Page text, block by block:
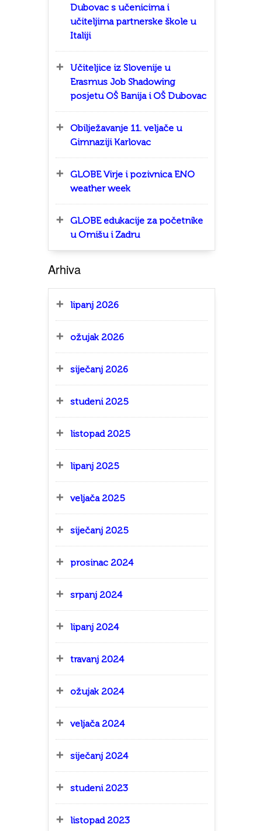
Dubovac s učenicima i
učiteljima partnerske škole u
Italiji
Učiteljice iz Slovenije u
Erasmus Job Shadowing
posjetu OŠ Banija i OŠ Dubovac
Obilježavanje 11. veljače u
Gimnaziji Karlovac
GLOBE Virje i pozivnica ENO
weather week
GLOBE edukacije za početnike
u Omišu i Zadru
Arhiva
lipanj 2026
ožujak 2026
siječanj 2026
studeni 2025
listopad 2025
lipanj 2025
veljača 2025
siječanj 2025
prosinac 2024
srpanj 2024
lipanj 2024
travanj 2024
ožujak 2024
veljača 2024
siječanj 2024
studeni 2023
listopad 2023